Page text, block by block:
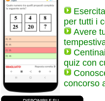
per tutti i
Avere
quiz con
concorso